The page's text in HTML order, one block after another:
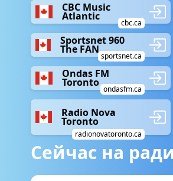
CBC Music
Atlantic
cbc.ca
Sportsnet 960
The FAN
sportsnet.ca
Ondas FM
Toronto
ondasfm.ca
Radio Nova
Toronto
radionovatoronto.ca
Сейчас на